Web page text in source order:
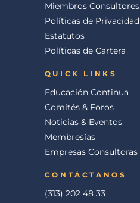
Miembros Consultores
Políticas de Privacidad
Estatutos
Políticas de Cartera
QUICK LINKS
Educación Continua
Comités & Foros
Noticias & Eventos
Membresías
Empresas Consultoras
CONTÁCTANOS
(313) 202 48 33